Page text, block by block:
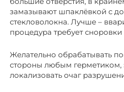
замазывают шпаклёвкой с
стекловолокна. Лучше –
процедура требует сноровки
Желательно обрабатывать
стороны любым герметиком,
локализовать очаг